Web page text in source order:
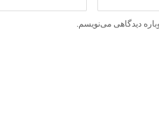
دیدگاهی می‌نویسم.